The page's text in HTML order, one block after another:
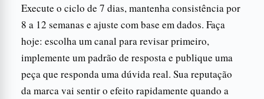
Execute o ciclo de 7 dias, mantenha consistência por
8 a 12 semanas e ajuste com base em dados. Faça
hoje: escolha um canal para revisar primeiro,
implemente um padrão de resposta e publique uma
peça que responda uma dúvida real. Sua reputação
da marca vai sentir o efeito rapidamente quando a